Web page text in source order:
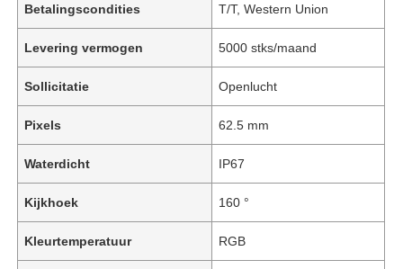
Betalingscondities T/T, Western Union
Levering vermogen 5000 stks/maand
Sollicitatie Openlucht
Pixels 62.5 mm
Waterdicht IP67
Kijkhoek 160 °
Kleurtemperatuur RGB